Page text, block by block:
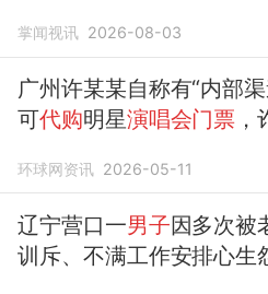
掌闻视讯 2026-08-03
广州许某某自称有“内部渠
可代购明星演唱会门票 ，
自行投案，法院判了
环球网资讯 2026-05-11
辽宁营口一男子因多次被
训斥、不满工作安排心生